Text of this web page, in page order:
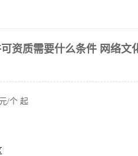
资质需要什么条件 网络文
/个 起